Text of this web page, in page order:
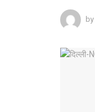
by